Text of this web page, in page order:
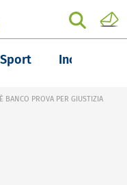
Sport Inchieste
BANCO PROVA PER GIUSTIZIA